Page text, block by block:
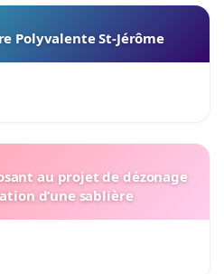
Polyvalente St-Jérôme
au projet de dézonage
d’une sablière